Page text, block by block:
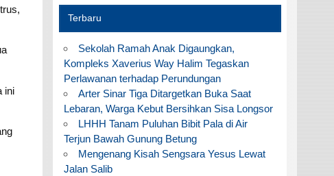
ini
Terbaru
Sekolah Ramah Anak Digaungkan,
Kompleks Xaverius Way Halim Tegaskan
Perlawanan terhadap Perundungan
Arter Sinar Tiga Ditargetkan Buka Saat
Lebaran, Warga Kebut Bersihkan Sisa Longsor
LHHH Tanam Puluhan Bibit Pala di Air
Terjun Bawah Gunung Betung
Mengenang Kisah Sengsara Yesus Lewat
Jalan Salib